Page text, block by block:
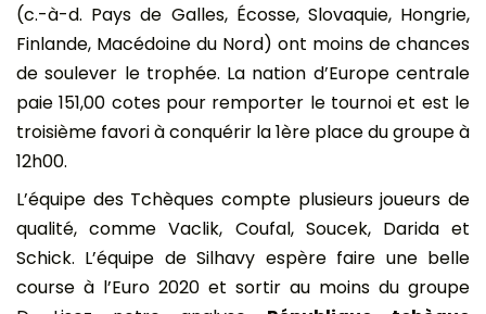
(c.-à-d. Pays de Galles, Écosse, Slovaquie, Hongrie,
Finlande, Macédoine du Nord) ont moins de chances
de soulever le trophée. La nation d’Europe centrale
paie 151,00 cotes pour remporter le tournoi et est le
troisième favori à conquérir la 1ère place du groupe à
12h00.
L’équipe des Tchèques compte plusieurs joueurs de
qualité, comme Vaclik, Coufal, Soucek, Darida et
Schick. L’équipe de Silhavy espère faire une belle
course à l’Euro 2020 et sortir au moins du groupe